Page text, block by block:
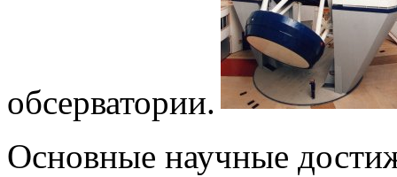
обсерватории.
Основные научные